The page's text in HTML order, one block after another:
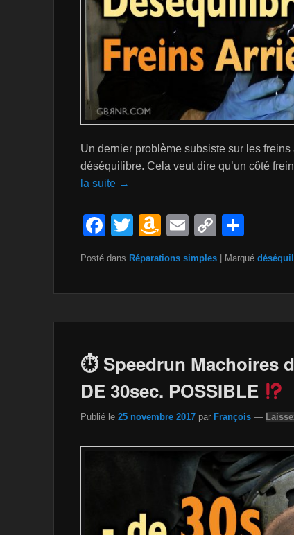
Un dernier problème subsiste sur les
déséquilibre. Cela veut dire qu’un côté
la suite →
F
c
e
o
k
T
wi
tt
er
A
a
z
W
is
h
Li
st
E
ail
C
p
y
k
ta
g
Posté dans Réparations simples Marqué
⏱ Speedrun Machoires
DE 30sec. POSSIBLE
Publié le 25 novembre 2017 par François —